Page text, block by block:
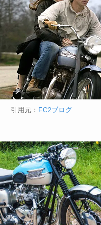
引用元： FC2ブログ